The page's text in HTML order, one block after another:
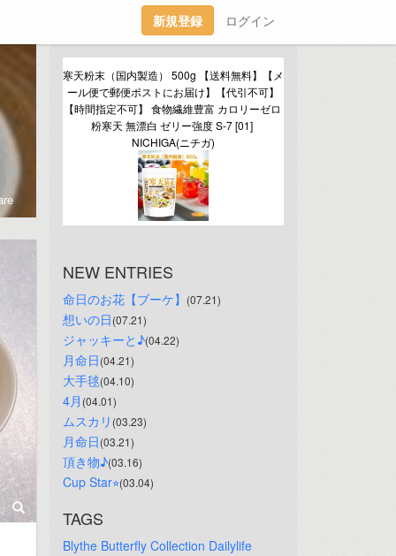
新規登録 ログイン
寒天粉末（国内製造） 500g 【送料無料】【メ
ール便で郵便ポストにお届け】【代引不可】
【時間指定不可】 食物繊維豊富 カロリーゼロ
粉寒天 無漂白 ゼリー強度 S-7 [01]
NICHIGA(ニチガ)
NEW ENTRIES
命日のお花【ブーケ】 (07.21)
想いの日(07.21)
ジャッキーと♪(04.22)
月命日(04.21)
大手毬(04.10)
4月 (04.01)
ムスカリ (03.23)
月命日(03.21)
頂き物♪(03.16)
Cup Star⭐︎(03.04)
TAGS
Blythe Butterfly Collection Dailylife